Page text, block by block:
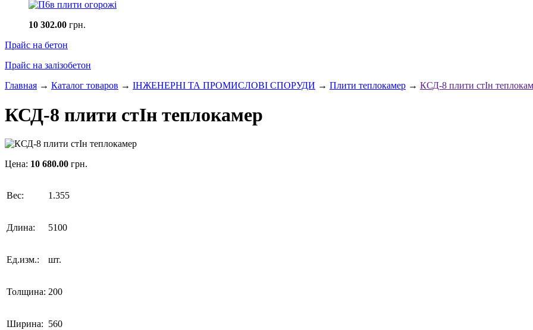
10 302.00 грн.
Прайс на бетон
Прайс на залізобетон
Главная → Каталог товаров → ІНЖЕНЕРНІ ТА ПРОМИСЛОВІ СПОРУДИ → Плити теплокамер → КСД-8 плити стІн
КСД-8 плити стІн теплокамер
Цена: 10 680.00 грн.
Вес: 1.355
Длина: 5100
Ед.изм.: шт.
Толщина: 200
Ширина: 560